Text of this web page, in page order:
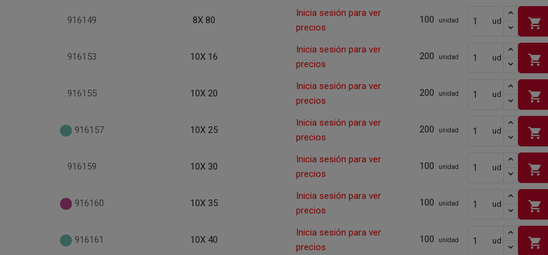
916149 8X 80
Inicia sesión para ver
precios
100 unidad ud shopping_cart
916153 10X 16
Inicia sesión para ver
precios
200 unidad ud shopping_cart
916155 10X 20
Inicia sesión para ver
precios
200 unidad ud shopping_cart
916157 10X 25
Inicia sesión para ver
precios
200 unidad ud shopping_cart
916159 10X 30
Inicia sesión para ver
precios
100 unidad ud shopping_cart
916160 10X 35
Inicia sesión para ver
precios
100 unidad ud shopping_cart
916161 10X 40
Inicia sesión para ver
precios
100 unidad ud shopping_cart